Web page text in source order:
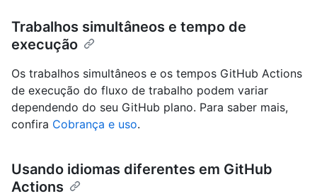
Trabalhos simultâneos e tempo de
execução
Os trabalhos simultâneos e os tempos GitHub Actions
de execução do fluxo de trabalho podem variar
dependendo do seu GitHub plano. Para saber mais,
confira Cobrança e uso.
Usando idiomas diferentes em GitHub
Actions